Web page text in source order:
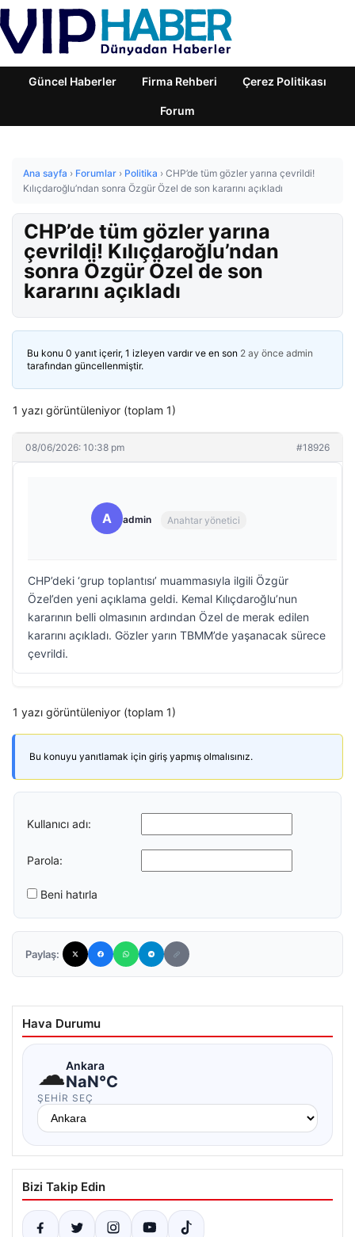
Güncel Haberler Firma Rehberi Çerez Politikası
Forum
Ana sayfa › Forumlar › Politika › CHP’de tüm gözler yarına çevrildi!
Kılıçdaroğlu’ndan sonra Özgür Özel de son kararını açıkladı
CHP’de tüm gözler yarına
çevrildi! Kılıçdaroğlu’ndan
sonra Özgür Özel de son
kararını açıkladı
Bu konu 0 yanıt içerir, 1 izleyen vardır ve en son 2 ay önce admin
tarafından güncellenmiştir.
1 yazı görüntüleniyor (toplam 1)
08/06/2026: 10:38 pm #18926
A admin Anahtar yönetici
CHP’deki ‘grup toplantısı’ muammasıyla ilgili Özgür
Özel’den yeni açıklama geldi. Kemal Kılıçdaroğlu’nun
kararının belli olmasının ardından Özel de merak edilen
kararını açıkladı. Gözler yarın TBMM’de yaşanacak sürece
çevrildi.
1 yazı görüntüleniyor (toplam 1)
Bu konuyu yanıtlamak için giriş yapmış olmalısınız.
Kullanıcı adı:
Parola:
Beni hatırla
Paylaş:
Hava Durumu
☁Ankara
NaN°C
ŞEHIR SEÇ
Bizi Takip Edin